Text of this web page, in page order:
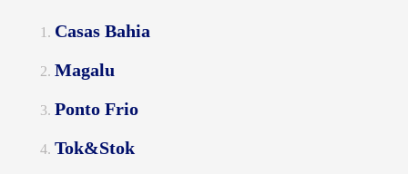
Casas Bahia
Magalu
Ponto Frio
Tok&Stok